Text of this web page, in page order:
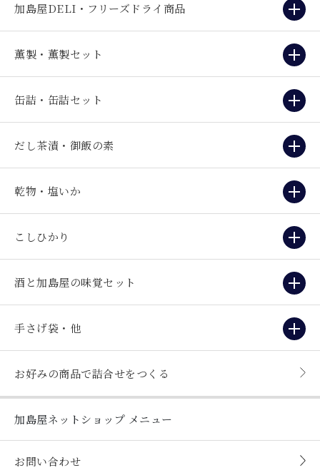
加島屋DELI・フリーズドライ商品
薫製・薫製セット
缶詰・缶詰セット
だし茶漬・御飯の素
乾物・塩いか
こしひかり
酒と加島屋の味覚セット
手さげ袋・他
お好みの商品で詰合せをつくる
加島屋ネットショップ メニュー
お問い合わせ